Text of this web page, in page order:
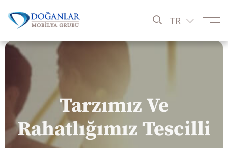
TR
Tarzımız Ve
Rahatlığımız Tescilli